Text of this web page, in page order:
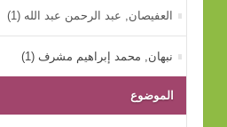
العفيصان, عبد الرحمن عبد الله (1)
نبهان, محمد إبراهيم مشرف (1)
الموضوع